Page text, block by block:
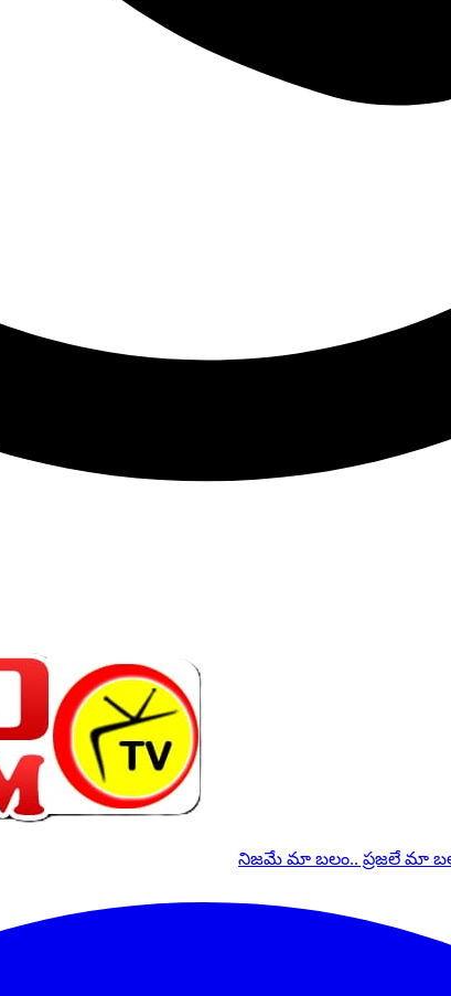
నిజమే మా బలం.. ప్రజలే మా